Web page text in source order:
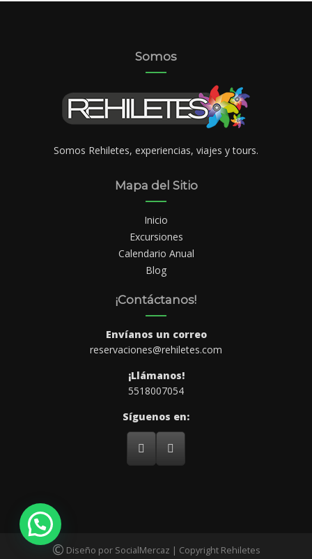
Somos
Somos Rehiletes, experiencias, viajes y tours.
Mapa del Sitio
Inicio
Excursiones
Calendario Anual
Blog
¡Contáctanos!
Envíanos un correo
reservaciones@rehiletes.com
¡Llámanos!
5518007054
Síguenos en:
© Diseño por SocialMercaz | Copyright Rehiletes